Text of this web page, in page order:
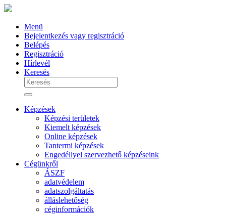
Menü
Bejelentkezés vagy regisztráció
Belépés
Regisztráció
Hírlevél
Keresés
Képzések
Képzési területek
Kiemelt képzések
Online képzések
Tantermi képzések
Engedéllyel szervezhető képzéseink
Cégünkről
ÁSZF
adatvédelem
adatszolgáltatás
álláslehetőség
céginformációk